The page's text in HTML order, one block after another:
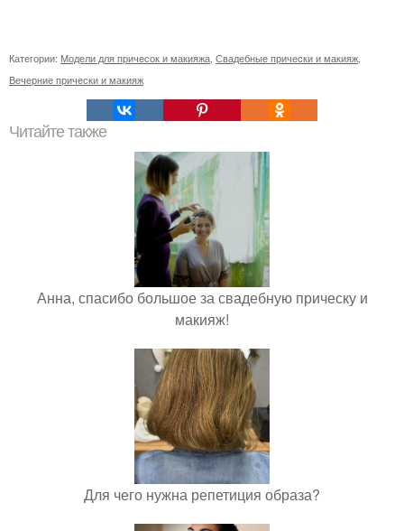
Категории: Модели для причесок и макияжа Свадебные прически и макияж
Вечерние прически и макияж
Читайте также
Анна, спасибо большое за свадебную прическу и
макияж!
Для чего нужна репетиция образа?